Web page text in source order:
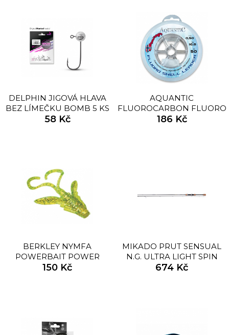
DELPHIN JIGOVÁ HLAVA
BEZ LÍMEČKU BOMB 5 KS
58 Kč
AQUANTIC
FLUOROCARBON FLUORO
SHELL 50M
186 Kč
BERKLEY NYMFA
POWERBAIT POWER
NYMPH 12KS CHARTREUSE
150 Kč
MIKADO PRUT SENSUAL
N.G. ULTRA LIGHT SPIN
2,08M 2-10G
674 Kč